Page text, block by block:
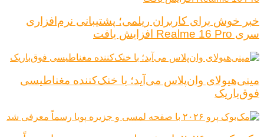
خبر خوش برای کاربران ریلمی؛ پشتیبانی نرم‌افزاری
سری Realme 16 Pro افزایش یافت
مینی‌هیولای وان‌پلاس می‌آید؛ با خنک‌کننده مغناطیسی
فوق‌باریک